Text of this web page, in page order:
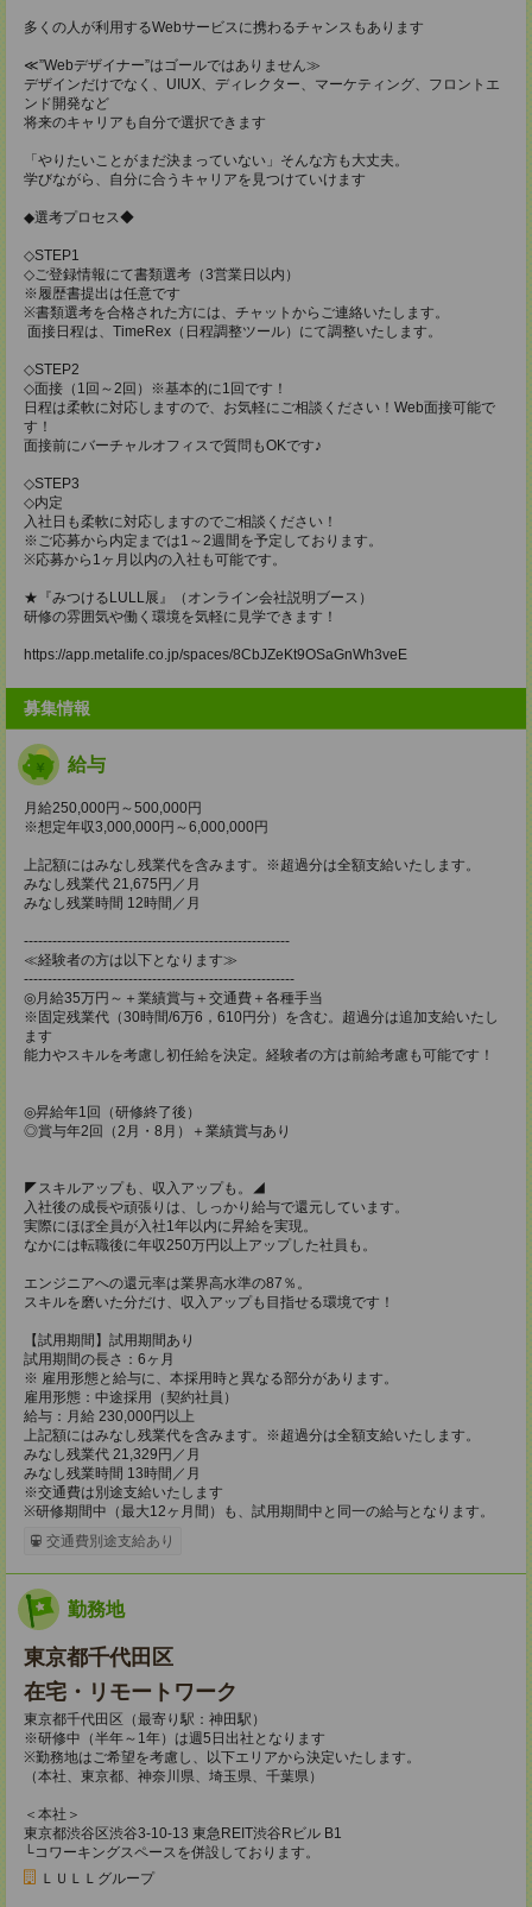
多くの人が利用するWebサービスに携わるチャンスもあります
≪”Webデザイナー”はゴールではありません≫
デザインだけでなく、UIUX、ディレクター、マーケティング、フロントエ
ンド開発など
将来のキャリアも自分で選択できます
「やりたいことがまだ決まっていない」そんな方も大丈夫。
学びながら、自分に合うキャリアを見つけていけます
◆選考プロセス◆
◇STEP1
◇ご登録情報にて書類選考（3営業日以内）
※履歴書提出は任意です
※書類選考を合格された方には、チャットからご連絡いたします。
面接日程は、TimeRex（日程調整ツール）にて調整いたします。
◇STEP2
◇面接（1回～2回）※基本的に1回です！
日程は柔軟に対応しますので、お気軽にご相談ください！Web面接可能で
す！
面接前にバーチャルオフィスで質問もOKです♪
◇STEP3
◇内定
入社日も柔軟に対応しますのでご相談ください！
※ご応募から内定までは1～2週間を予定しております。
※応募から1ヶ月以内の入社も可能です。
★『みつけるLULL展』（オンライン会社説明ブース）
研修の雰囲気や働く環境を気軽に見学できます！
https://app.metalife.co.jp/spaces/8CbJZeKt9OSaGnWh3veE
募集情報
給与
月給250,000円～500,000円
※想定年収3,000,000円～6,000,000円
上記額にはみなし残業代を含みます。※超過分は全額支給いたします。
みなし残業代 21,675円／月
みなし残業時間 12時間／月
--------------------------------------------------------
≪経験者の方は以下となります≫
---------------------------------------------------------
◎月給35万円～＋業績賞与＋交通費＋各種手当
※固定残業代（30時間/6万6，610円分）を含む。超過分は追加支給いたし
ます
能力やスキルを考慮し初任給を決定。経験者の方は前給考慮も可能です！
◎昇給年1回（研修終了後）
◎賞与年2回（2月・8月）＋業績賞与あり
◤スキルアップも、収入アップも。◢
入社後の成長や頑張りは、しっかり給与で還元しています。
実際にほぼ全員が入社1年以内に昇給を実現。
なかには転職後に年収250万円以上アップした社員も。
エンジニアへの還元率は業界高水準の87％。
スキルを磨いた分だけ、収入アップも目指せる環境です！
【試用期間】試用期間あり
試用期間の長さ：6ヶ月
※ 雇用形態と給与に、本採用時と異なる部分があります。
雇用形態：中途採用（契約社員）
給与：月給 230,000円以上
上記額にはみなし残業代を含みます。※超過分は全額支給いたします。
みなし残業代 21,329円／月
みなし残業時間 13時間／月
※交通費は別途支給いたします
※研修期間中（最大12ヶ月間）も、試用期間中と同一の給与となります。
交通費別途支給あり
勤務地
東京都千代田区
在宅・リモートワーク
東京都千代田区（最寄り駅：神田駅）
※研修中（半年～1年）は週5日出社となります
※勤務地はご希望を考慮し、以下エリアから決定いたします。
（本社、東京都、神奈川県、埼玉県、千葉県）
＜本社＞
東京都渋谷区渋谷3-10-13 東急REIT渋谷Rビル B1
└コワーキングスペースを併設しております。
ＬＵＬＬグループ